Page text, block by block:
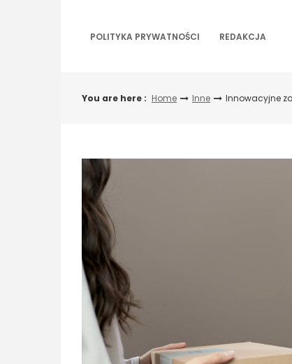
POLITYKA PRYWATNOŚCI REDAKCJA
You are here : Home Inne Innowacyjne